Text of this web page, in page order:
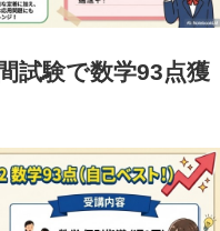
試験で数学93点獲